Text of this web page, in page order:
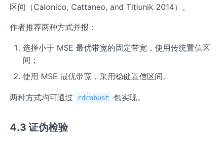
区间（Calonico, Cattaneo, and Titiunik 2014）。
作者推荐两种方式并报：
选择小于 MSE 最优带宽的固定带宽，使用传统置信区
间；
使用 MSE 最优带宽，采用稳健置信区间。
两种方式均可通过 rdrobust 包实现。
4.3 证伪检验